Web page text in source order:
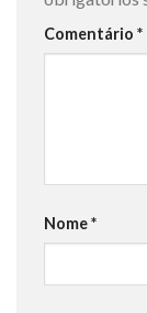
Comentário *
Nome*